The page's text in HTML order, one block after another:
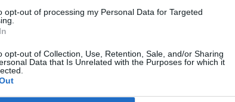
opt-out of processing my Personal Data for Targeted
opt-out of Collection, Use, Retention, Sale, and/or Sharing
Data that Is Unrelated with the Purposes for which it
Il Rayo Vallecano spinge per Zamorano